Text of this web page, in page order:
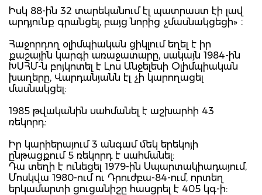
Իսկ 88-ին 32 տարեկանում էլ պատրաստ էի լավ
արդյունք գրանցել, բայց նորից չմասնակցեցի» ։
Հաջորդող օլիմպիական ցիկլում եղել է իր
քաշային կարգի առաջատարը, սակայն 1984-ին
ԽՍՀՄ-ն բոյկոտել է Լոս Անջելեսի Օլիմպիական
խաղերը, Վարդանյանն էլ չի կարողացել
մասնակցել:
1985 թվականին սահմանել է աշխարհի 43
ռեկորդ:
Իր կարիերայում 3 անգամ մեկ երեկոյի
ընթացքում 5 ռեկորդ է սահմանել:
Դա տեղի է ունեցել 1979-ին Սպարտակիադայում,
Մոսկվա 1980-ում ու Դրուժբա-84-ում, որտեղ
երկամարտի ցուցանիշը հասցրել է 405 կգ-ի: